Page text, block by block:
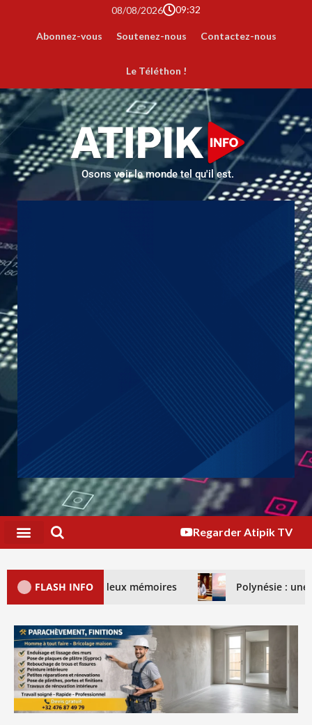
08/08/2026 09:32
Abonnez-vous Soutenez-nous Contactez-nous
Le Téléthon !
Osons voir le monde tel qu'il est.
Regarder Atipik TV
FLASH INFO
deux mémoires Polynésie : une loi Morin enfin